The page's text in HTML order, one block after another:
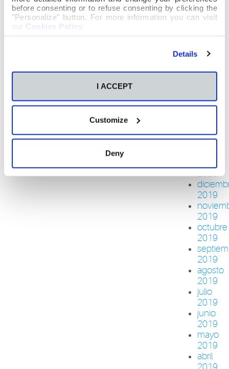
before consenting or to refuse consenting by clicking the
"Personalize" button. For more information you can visit
our Cookies Policy
Details
I ACCEPT
Customize
Deny
agosto
2020
julio
junio
abril
2020
2020
febrero
2020
2019
2019
octubre
2019
2019
agosto
2019
julio
2019
junio
2019
mayo
2019
abril